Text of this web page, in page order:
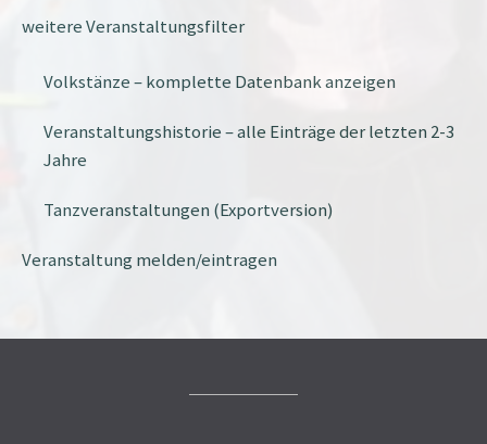
weitere Veranstaltungsfilter
Volkstänze – komplette Datenbank anzeigen
Veranstaltungshistorie – alle Einträge der letzten 2-3
Jahre
Tanzveranstaltungen (Exportversion)
Veranstaltung melden/eintragen